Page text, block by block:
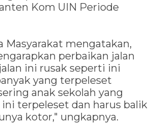
Kom UIN Periode
Masyarakat mengatakan,
perbaikan jalan
ini rusak seperti ini
yang terpeleset
anak sekolah yang
terpeleset dan harus balik
kotor," ungkapnya.